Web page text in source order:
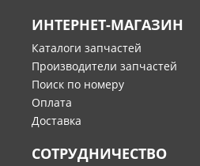
ИНТЕРНЕТ-МАГАЗИН
Каталоги запчастей
Производители запчастей
Поиск по номеру
Оплата
Доставка
СОТРУДНИЧЕСТВО